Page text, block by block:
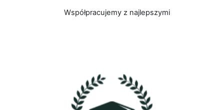
Współpracujemy z najlepszymi